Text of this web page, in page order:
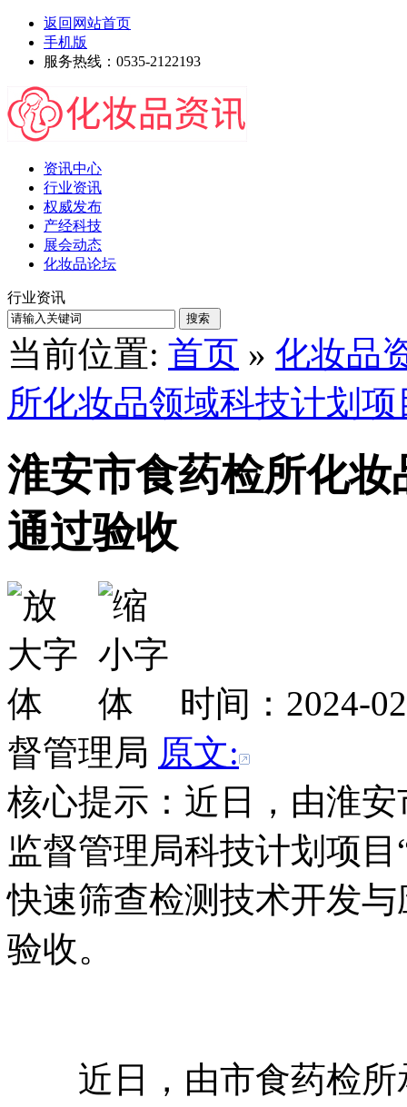
返回网站首页
手机版
服务热线：0535-2122193
资讯中心
行业资讯
权威发布
产经科技
展会动态
化妆品论坛
行业资讯
当前位置: 首页 » 化妆品
所化妆品领域科技计划
淮安市食药检所化
通过验收
时间：2024-
督管理局 原文:
核心提示：近日，由淮
监督管理局科技计划项
快速筛查检测技术开发
验收。
近日，由市食药检所